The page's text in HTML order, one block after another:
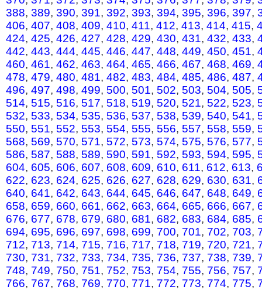
388, 389, 390, 391, 392, 393, 394, 395, 396, 397,
406, 407, 408, 409, 410, 411, 412, 413, 414, 415,
424, 425, 426, 427, 428, 429, 430, 431, 432, 433,
442, 443, 444, 445, 446, 447, 448, 449, 450, 451,
460, 461, 462, 463, 464, 465, 466, 467, 468, 469,
478, 479, 480, 481, 482, 483, 484, 485, 486, 487,
496, 497, 498, 499, 500, 501, 502, 503, 504, 505,
514, 515, 516, 517, 518, 519, 520, 521, 522, 523,
532, 533, 534, 535, 536, 537, 538, 539, 540, 541,
550, 551, 552, 553, 554, 555, 556, 557, 558, 559,
568, 569, 570, 571, 572, 573, 574, 575, 576, 577,
586, 587, 588, 589, 590, 591, 592, 593, 594, 595,
604, 605, 606, 607, 608, 609, 610, 611, 612, 613,
622, 623, 624, 625, 626, 627, 628, 629, 630, 631,
640, 641, 642, 643, 644, 645, 646, 647, 648, 649,
658, 659, 660, 661, 662, 663, 664, 665, 666, 667,
676, 677, 678, 679, 680, 681, 682, 683, 684, 685,
694, 695, 696, 697, 698, 699, 700, 701, 702, 703,
712, 713, 714, 715, 716, 717, 718, 719, 720, 721,
730, 731, 732, 733, 734, 735, 736, 737, 738, 739,
748, 749, 750, 751, 752, 753, 754, 755, 756, 757,
766, 767, 768, 769, 770, 771, 772, 773, 774, 775,